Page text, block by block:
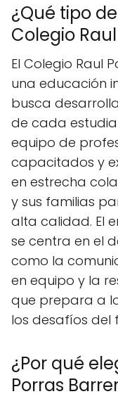
¿Qué tipo
Colegio
El Colegio Raul
una educación
busca
de cada
equipo de
capacitados y
en estrecha
y sus familias
alta calidad. El
se centra en el
como la
en equipo y la
que prepara a
los desafíos del
¿Por qué
Porras